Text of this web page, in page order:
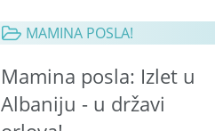
MAMINA POSLA!
Mamina posla: Izlet u
Albaniju - u državi